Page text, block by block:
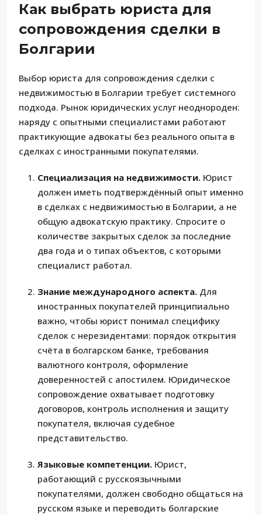
Как выбрать юриста для
сопровождения сделки в
Болгарии
Выбор юриста для сопровождения сделки с
недвижимостью в Болгарии требует системного
подхода. Рынок юридических услуг неоднороден:
наряду с опытными специалистами работают
практикующие адвокаты без реального опыта в
сделках с иностранными покупателями.
Специализация на недвижимости. Юрист
должен иметь подтверждённый опыт именно
в сделках с недвижимостью в Болгарии, а не
общую адвокатскую практику. Спросите о
количестве закрытых сделок за последние
два года и о типах объектов, с которыми
специалист работал.
Знание международного аспекта. Для
иностранных покупателей принципиально
важно, чтобы юрист понимал специфику
сделок с нерезидентами: порядок открытия
счёта в болгарском банке, требования
валютного контроля, оформление
доверенностей с апостилем. Юридическое
сопровождение охватывает подготовку
договоров, контроль исполнения и защиту
покупателя, включая судебное
представительство.
Языковые компетенции. Юрист,
работающий с русскоязычными
покупателями, должен свободно общаться на
русском языке и переводить болгарские